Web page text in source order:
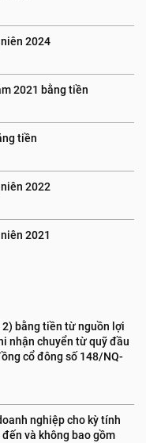
2024
2021 bằng tiền
tiền
2022
2021
bằng tiền từ nguồn lợi
nhận chuyển từ quỹ đầu
cổ đông số 148/NQ-
nghiệp cho kỳ tính
và không bao gồm